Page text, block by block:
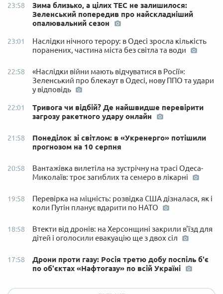
23:58
Зима близько, а цілих ТЕС не залишилося:
Зеленський попередив про найскладніший
опалювальний сезон
23:01
Наслідки нічного терору: в Одесі зросла кількість
поранених, частина міста без світла та води
22:58
«Наслідки війни мають відчуватися в Росії»:
Зеленський про блекаут в Одесі, нову ППО та удари
у відповідь
22:01
Тривога чи відбій? Де найшвидше перевірити
загрозу ракетного удару онлайн
21:58
Понеділок зі світлом: в «Укренерго» потішили
прогнозом на 10 серпня
20:58
Вантажівка вилетіла на зустрічну на трасі Одеса-
Миколаїв: троє загиблих та семеро в лікарні
19:58
Перевірка на міцність: розвідка США дізналася, як і
коли Путін планує вдарити по НАТО
18:58
Втекти від дронів: на Херсонщині закрили в'їзд для
дітей і оголосили евакуацію ще з двох сіл
17:58
Дрони проти газу: Росія третю добу поспіль б'є
по об'єктах «Нафтогазу» по всій Україні